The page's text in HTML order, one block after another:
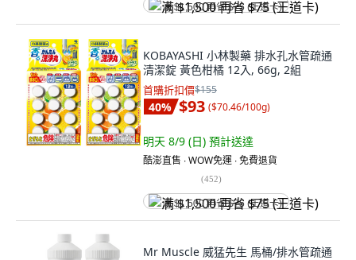
满 $1,500 再省 $75 (王道卡)
KOBAYASHI 小林製藥 排水孔水管疏通
清潔錠 黃色柑橘 12入, 66g, 2組
首購折扣價$155
40% $93 ($70.46/100g)
明天 8/9 (日) 預計送達
酷澎直售 ∙ WOW免運 ∙ 免費退貨
(452)
满 $1,500 再省 $75 (王道卡)
Mr Muscle 威猛先生 馬桶/排水管疏通